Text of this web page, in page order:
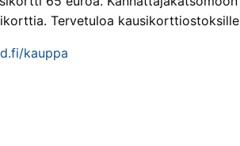
Tervetuloa
kauppa